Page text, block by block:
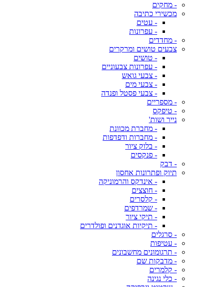
- מחקים
מכשירי כתיבה
- עטים
- עפרונות
- מחדדים
צבעים טושים ומרקרים
- טושים
- עפרונות צבעוניים
- צבעי גואש
- צבעי מים
- צבעי פסטל ופנדה
- מספריים
- טיפקס
נייר ושות'
- מחברת מכוונת
- מחברות ודפדפות
- בלוק ציור
- פנקסים
- דבק
תיוק ופתרונות אחסון
- אינדקס והרמוניקה
- חוצצים
- קלסרים
- שמרדפים
- תיקי ציור
- תיקיות אוגדנים ופולדרים
- סרגלים
- עטיפות
- תרגומונים מחשבונים
- מדבקות שם
- קלמרים
- כלי נגינה